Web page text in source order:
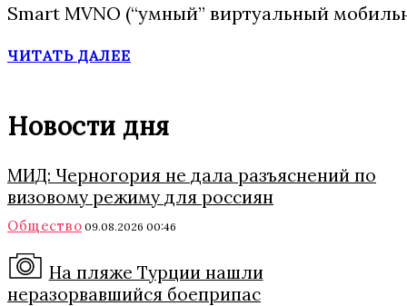
Smart MVNO (“умный” виртуальный
ЧИТАТЬ ДАЛЕЕ
Новости дня
МИД: Черногория не дала разъяснений по
визовому режиму для россиян
Общество 09.08.2026 00:46
На пляже Турции нашли
неразорвавшийся боеприпас